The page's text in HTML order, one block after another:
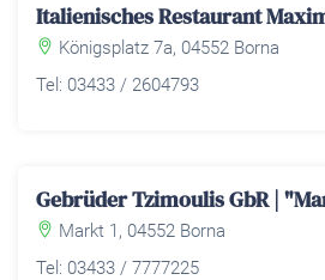
Italienisches Restaurant
Königsplatz 7a, 04552 Borna
Tel: 03433 / 2604793
Gebrüder Tzimoulis GbR |
Markt 1, 04552 Borna
Tel: 03433 / 7777225